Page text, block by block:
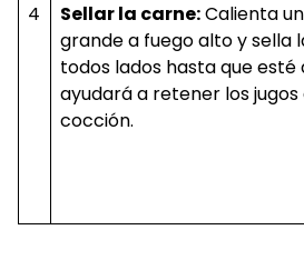
4
Sellar la carne:Calienta
grande a fuego alto y sella
todos lados hasta que esté
ayudará a retener los
cocción.